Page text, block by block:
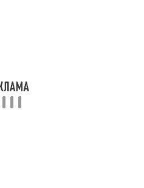
Жимолости к посадке